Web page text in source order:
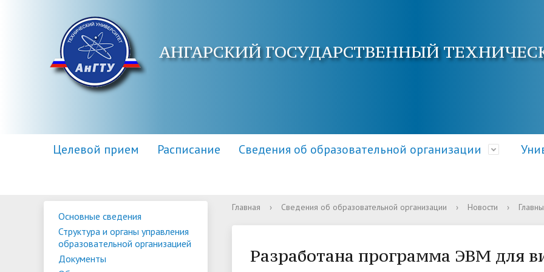
АНГАРСКИЙ ГОСУДАРСТВЕННЫЙ
Целевой прием Расписание Сведения об образовательной организации
Основные сведения
Структура и органы управления
Документы
Образовательные стандарты
Контакты Адреса электронной почты Кафедры АнГТУ
Научная библиотека
Центр повышения квалификации Наука и инновации
Приемная комиссия Информация о приеме Документы и справки
Для поступающих инвалидов
Правила и условия приема Общежитие
Основные сведения
Структура и органы управления
образовательной организацией
Документы
Главная › Сведения об образовательной организации › Новости ›
Разработана программа ЭВМ для